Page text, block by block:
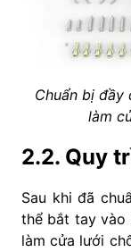
Chuẩn bị
làm
2.2. Quy
Sau khi đã
thể bắt tay vào
làm cửa lưới